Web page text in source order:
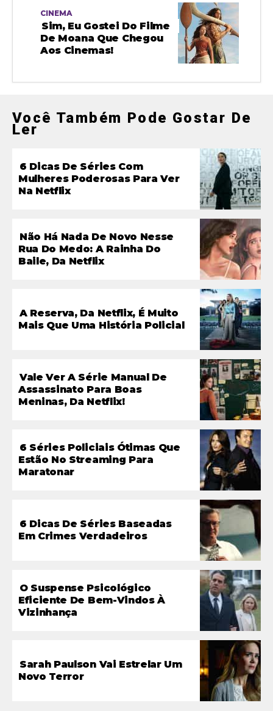
CINEMA
Sim, Eu Gostei Do Filme
De Moana Que Chegou
Aos Cinemas!
Você Também Pode Gostar De
Ler
6 Dicas De Séries Com
Mulheres Poderosas Para Ver
Na Netflix
Não Há Nada De Novo Nesse
Rua Do Medo: A Rainha Do
Baile, Da Netflix
A Reserva, Da Netflix, É Muito
Mais Que Uma História Policial
Vale Ver A Série Manual De
Assassinato Para Boas
Meninas, Da Netflix!
6 Séries Policiais Ótimas Que
Estão No Streaming Para
Maratonar
6 Dicas De Séries Baseadas
Em Crimes Verdadeiros
O Suspense Psicológico
Eficiente De Bem-Vindos À
Vizinhança
Sarah Paulson Vai Estrelar Um
Novo Terror